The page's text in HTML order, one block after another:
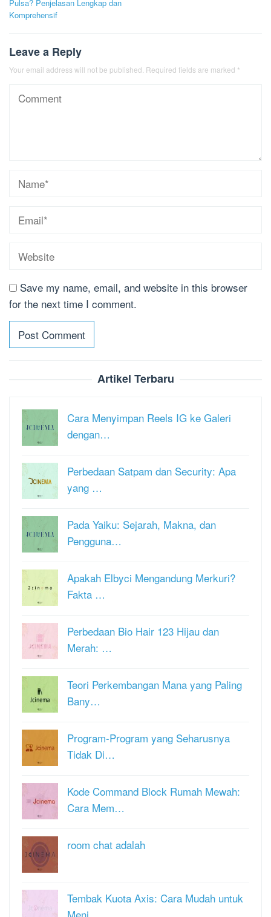
Pulsa? Penjelasan Lengkap dan
Komprehensif
Leave a Reply
Your email address will not be published. Required fields are marked *
Save my name, email, and website in this browser
for the next time I comment.
Artikel Terbaru
Cara Menyimpan Reels IG ke Galeri
dengan…
Perbedaan Satpam dan Security: Apa
yang …
Pada Yaiku: Sejarah, Makna, dan
Pengguna…
Apakah Elbyci Mengandung Merkuri?
Fakta …
Perbedaan Bio Hair 123 Hijau dan
Merah: …
Teori Perkembangan Mana yang Paling
Bany…
Program-Program yang Seharusnya
Tidak Di…
Kode Command Block Rumah Mewah:
Cara Mem…
room chat adalah
Tembak Kuota Axis: Cara Mudah untuk